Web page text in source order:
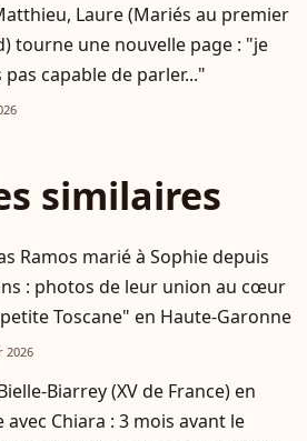
Laure (Mariés au premier
tourne une nouvelle page : "je
pas capable de parler..."
similaires
Ramos marié à Sophie depuis
: photos de leur union au cœur
Toscane" en Haute-Garonne
2026
Biarrey (XV de France) en
avec Chiara : 3 mois avant le